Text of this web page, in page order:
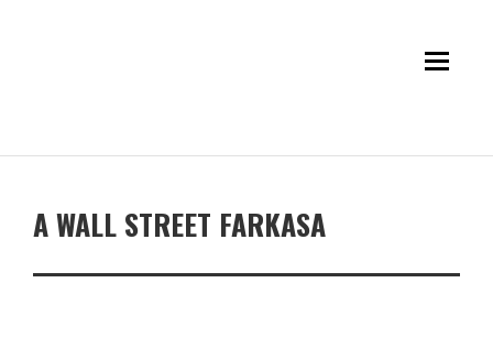
A WALL STREET FARKASA